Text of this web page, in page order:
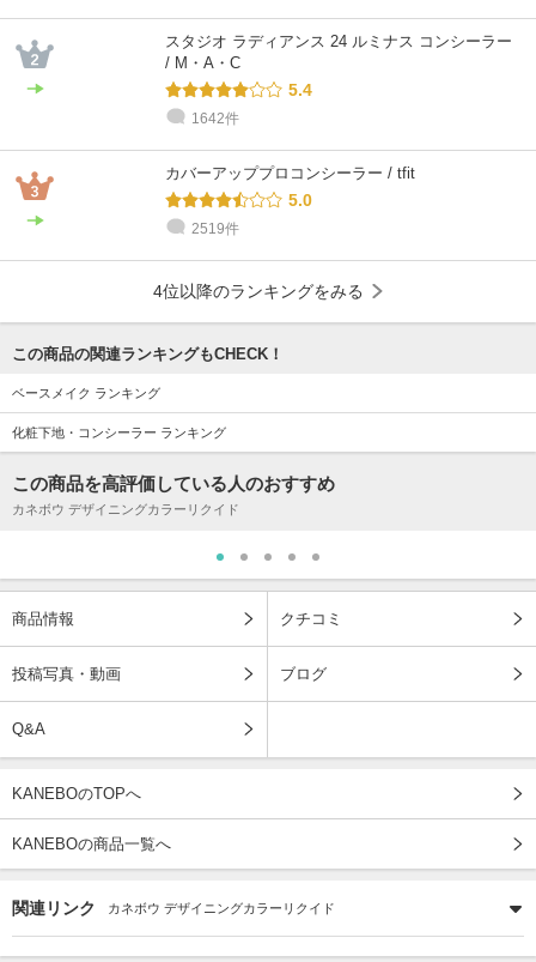
混合肌 / 30代 / イエベ
混合肌 / 40代 / イエベ
普通肌 / 30代 / イエベ
スタジオ ラディアンス 24 ルミナス コンシーラー
/ M・A・C
5.4
1642件
カバーアッププロコンシーラー / tfit
5.0
2519件
4位以降のランキングをみる
この商品の関連ランキングもCHECK！
ベースメイク ランキング
化粧下地・コンシーラー ランキング
この商品を高評価している人のおすすめ
カネボウ デザイニングカラーリクイド
商品情報 クチコミ
投稿写真・動画 ブログ
Q&A
KANEBOのTOPへ
KANEBOの商品一覧へ
関連リンク カネボウ デザイニングカラーリクイド